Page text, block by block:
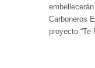
Carboneros
proyecto “Te